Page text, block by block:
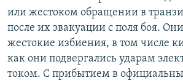
или жестоком обращении в
после их эвакуации с поля боя.
жестокие избиения, в том числе
как они подвергались ударам
током. С прибытием в